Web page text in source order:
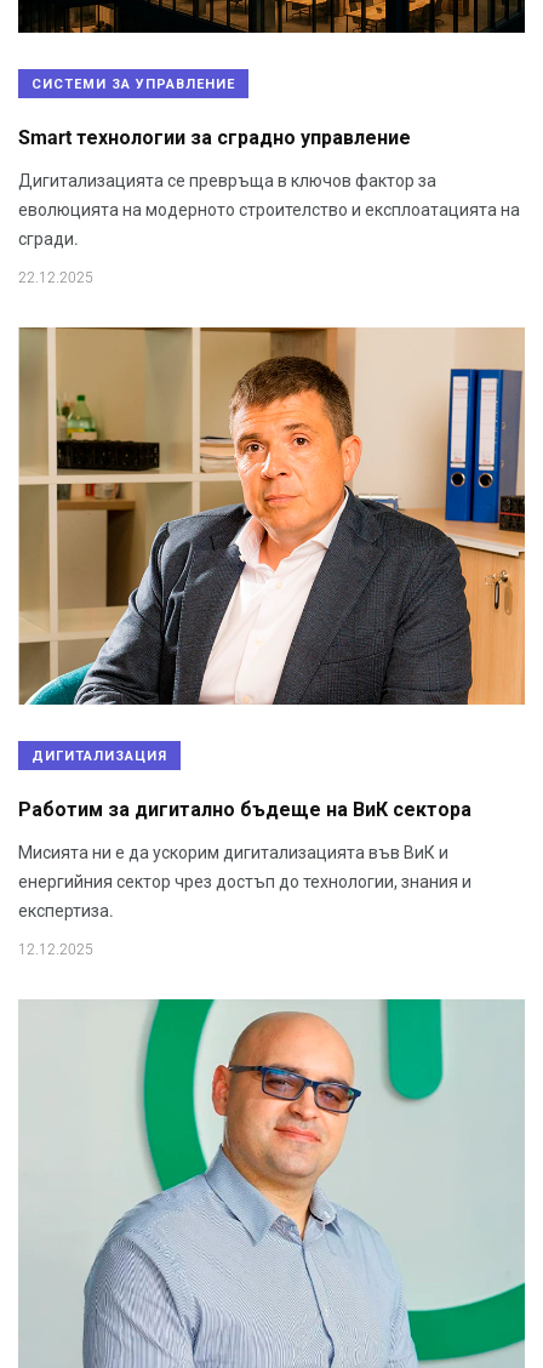
СИСТЕМИ ЗА УПРАВЛЕНИЕ
Smart технологии за сградно управление
Дигитализацията се превръща в ключов фактор за
еволюцията на модерното строителство и експлоатацията на
сгради.
22.12.2025
ДИГИТАЛИЗАЦИЯ
Работим за дигитално бъдеще на ВиК сектора
Мисията ни е да ускорим дигитализацията във ВиК и
енергийния сектор чрез достъп до технологии, знания и
експертиза.
12.12.2025